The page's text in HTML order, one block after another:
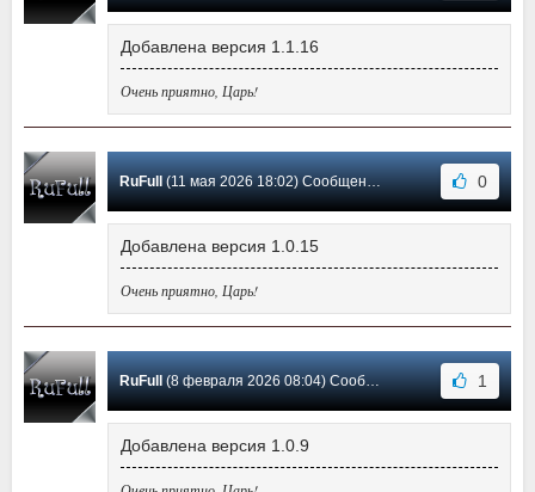
Добавлена версия 1.1.16
Очень приятно, Царь!
RuFull(11 мая 2026 18:02) Сообщение #2 0
Добавлена версия 1.0.15
Очень приятно, Царь!
RuFull(8 февраля 2026 08:04) Сообщение #1 1
Добавлена версия 1.0.9